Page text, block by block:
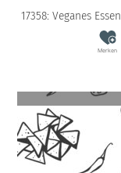
17358: Veganes Essen
Merken